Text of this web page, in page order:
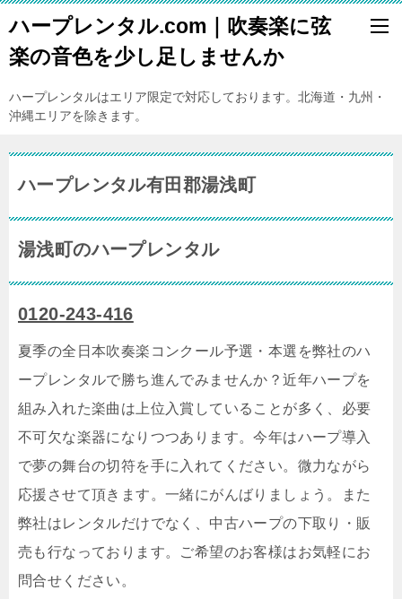
ハープレンタル.com｜吹奏楽に弦
楽の音色を少し足しませんか
ハープレンタルはエリア限定で対応しております。北海道・九州・
沖縄エリアを除きます。
ハープレンタル有田郡湯浅町
湯浅町のハープレンタル
0120-243-416
夏季の全日本吹奏楽コンクール予選・本選を弊社のハ
ープレンタルで勝ち進んでみませんか？近年ハープを
組み入れた楽曲は上位入賞していることが多く、必要
不可欠な楽器になりつつあります。今年はハープ導入
で夢の舞台の切符を手に入れてください。微力ながら
応援させて頂きます。一緒にがんばりましょう。また
弊社はレンタルだけでなく、中古ハープの下取り・販
売も行なっております。ご希望のお客様はお気軽にお
問合せください。